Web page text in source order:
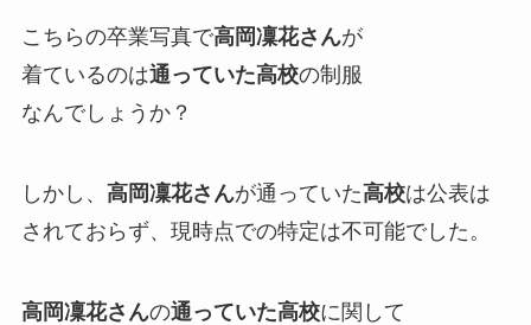
こちらの卒業写真で高岡凜花さんが
着ているのは通っていた高校の制服
なんでしょうか？
しかし、 高岡凜花さんが通っていた高校は公表は
されておらず、現時点での特定は不可能でした。
高岡凜花さんの通っていた高校に関して